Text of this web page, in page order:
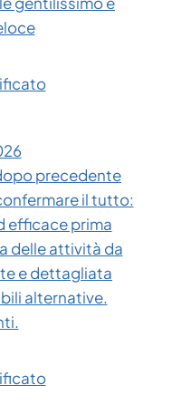
precedente
il tutto:
efficace prima
delle attività da
e dettagliata
alternative.